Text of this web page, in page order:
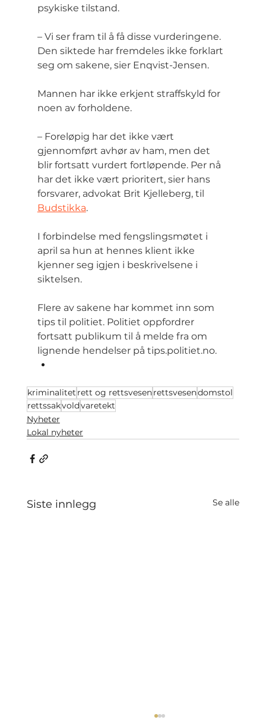
psykiske tilstand.
– Vi ser fram til å få disse vurderingene.
Den siktede har fremdeles ikke forklart
seg om sakene, sier Enqvist-Jensen.
Mannen har ikke erkjent straffskyld for
noen av forholdene.
– Foreløpig har det ikke vært
gjennomført avhør av ham, men det
blir fortsatt vurdert fortløpende. Per nå
har det ikke vært prioritert, sier hans
forsvarer, advokat Brit Kjelleberg, til
Budstikka.
I forbindelse med fengslingsmøtet i
april sa hun at hennes klient ikke
kjenner seg igjen i beskrivelsene i
siktelsen.
Flere av sakene har kommet inn som
tips til politiet. Politiet oppfordrer
fortsatt publikum til å melde fra om
lignende hendelser på tips.politiet.no.
kriminalitet rett og rettsvesenrettsvesendomstol
rettssakvoldvaretekt
Nyheter
Lokal nyheter
Siste innlegg Se alle